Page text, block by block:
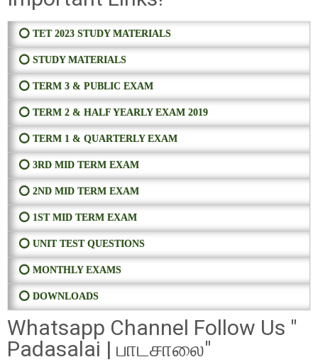
⭕ TET 2023 STUDY MATERIALS
⭕ STUDY MATERIALS
⭕ TERM 3 & PUBLIC EXAM
⭕ TERM 2 & HALF YEARLY EXAM 2019
⭕ TERM 1 & QUARTERLY EXAM
⭕ 3RD MID TERM EXAM
⭕ 2ND MID TERM EXAM
⭕ 1ST MID TERM EXAM
⭕ UNIT TEST QUESTIONS
⭕ MONTHLY EXAMS
⭕ DOWNLOADS
Whatsapp Channel Follow Us "
Padasalai | பாடசாலை"